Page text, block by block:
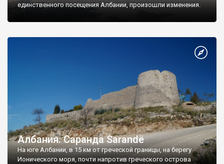
единственного посещения Албании, произошли изменения.
Албания. Саранда Sarandë
На юге Албании, в 15 км от греческой границы, на берегу
Ионического моря, почти напротив греческого острова